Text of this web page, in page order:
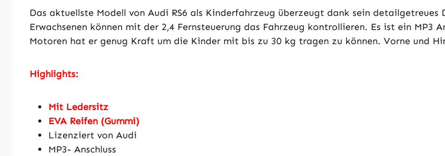
Das aktuellste Modell von Audi RS6 als Kinderfahrzeug überzeugt dank sein
Erwachsenen können mit der 2,4 Fernsteuerung das Fahrzeug kontrollieren. Es ist ein MP3
Motoren hat er genug Kraft um die Kinder mit bis zu 30 kg tragen zu können. Vorne und
Highlights:
Mit Ledersitz
EVA Reifen (Gummi)
Lizenziert von Audi
MP3- Anschluss